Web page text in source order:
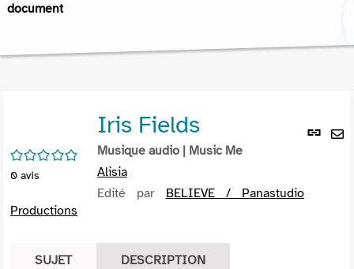
document
Lien
/5
0 avis
Iris Fields
Musique audio | Music Me
Alisia
Edité par BELIEVE / Panastudio
Productions
SUJET DESCRIPTION